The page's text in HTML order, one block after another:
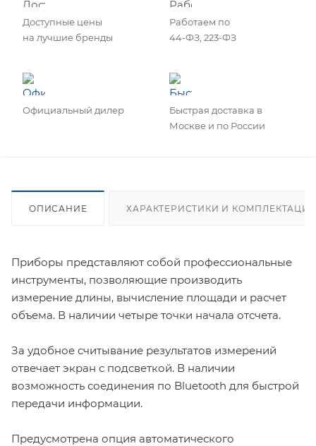
Доступные цены
на лучшие бренды
Работаем по
44-ФЗ, 223-ФЗ
Официальный дилер
Быстрая доставка в
Москве и по России
ОПИСАНИЕ ХАРАКТЕРИСТИКИ И КОМПЛЕКТАЦИЯ
Приборы представляют собой профессиональные
инструменты, позволяющие производить
измерение длины, вычисление площади и расчет
объема. В наличии четыре точки начала отсчета.
За удобное считывание результатов измерений
отвечает экран с подсветкой. В наличии
возможность соединения по Bluetooth для быстрой
передачи информации.
Предусмотрена опция автоматического